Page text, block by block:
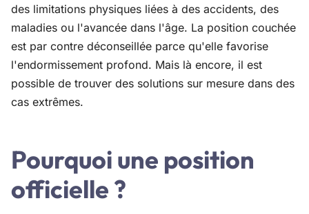
des limitations physiques liées à des accidents, des
maladies ou l'avancée dans l'âge. La position couchée
est par contre déconseillée parce qu'elle favorise
l'endormissement profond. Mais là encore, il est
possible de trouver des solutions sur mesure dans des
cas extrêmes.
Pourquoi une position
officielle ?